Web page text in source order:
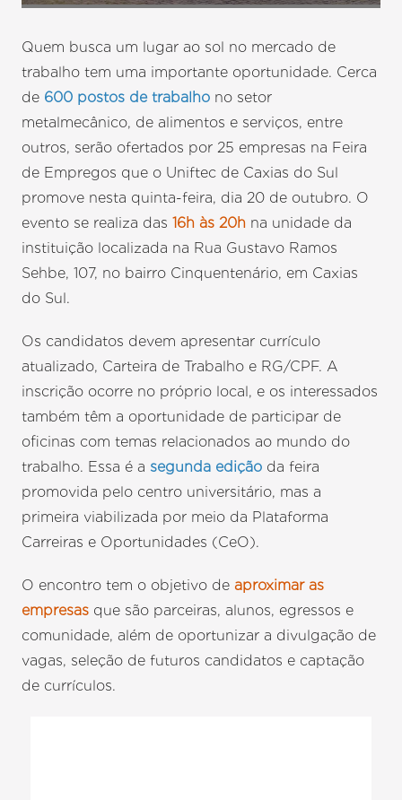
Quem busca um lugar ao sol no mercado de
trabalho tem uma importante oportunidade. Cerca
de 600 postos de trabalho no setor
metalmecânico, de alimentos e serviços, entre
outros, serão ofertados por 25 empresas na Feira
de Empregos que o Uniftec de Caxias do Sul
promove nesta quinta-feira, dia 20 de outubro. O
evento se realiza das16h às 20h na unidade da
instituição localizada na Rua Gustavo Ramos
Sehbe, 107, no bairro Cinquentenário, em Caxias
do Sul.
Os candidatos devem apresentar currículo
atualizado, Carteira de Trabalho e RG/CPF. A
inscrição ocorre no próprio local, e os interessados
também têm a oportunidade de participar de
oficinas com temas relacionados ao mundo do
trabalho. Essa é a segunda edição da feira
promovida pelo centro universitário, mas a
primeira viabilizada por meio da Plataforma
Carreiras e Oportunidades (CeO).
O encontro tem o objetivo de aproximar as
empresas que são parceiras, alunos, egressos e
comunidade, além de oportunizar a divulgação de
vagas, seleção de futuros candidatos e captação
de currículos.